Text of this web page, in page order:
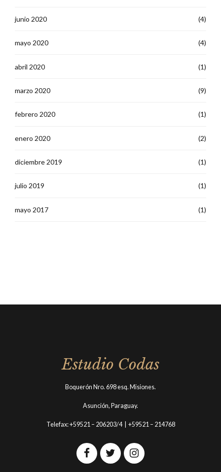
junio 2020 (4)
mayo 2020 (4)
abril 2020 (1)
marzo 2020 (9)
febrero 2020 (1)
enero 2020 (2)
diciembre 2019 (1)
julio 2019 (1)
mayo 2017 (1)
Estudio Codas
Boquerón Nro. 698 esq. Misiones.
Asunción, Paraguay.
Telefax: +59521 – 206203/4 | +59521 – 214768